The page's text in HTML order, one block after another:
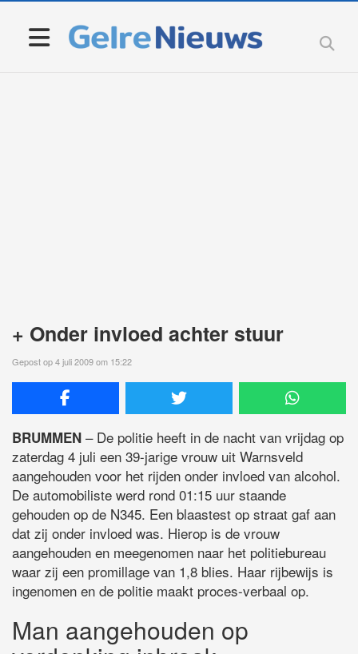
+ Onder invloed achter stuur
Gepost op 4 juli 2009 om 15:22
BRUMMEN – De politie heeft in de nacht van vrijdag op
zaterdag 4 juli een 39-jarige vrouw uit Warnsveld
aangehouden voor het rijden onder invloed van alcohol.
De automobiliste werd rond 01:15 uur staande
gehouden op de N345. Een blaastest op straat gaf aan
dat zij onder invloed was. Hierop is de vrouw
aangehouden en meegenomen naar het politiebureau
waar zij een promillage van 1,8 blies. Haar rijbewijs is
ingenomen en de politie maakt proces-verbaal op.
Man aangehouden op